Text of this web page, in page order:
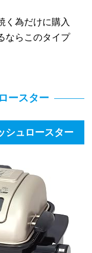
く為だけに購入
ならこのタイプ
ースター
シュロースター